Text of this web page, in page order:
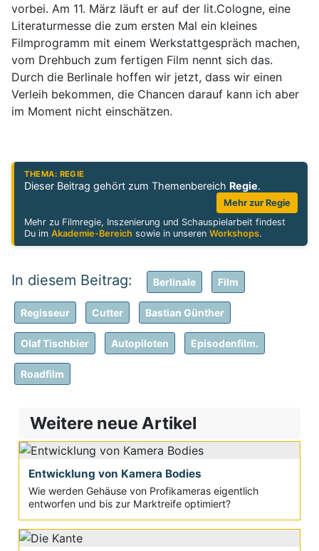
vorbei. Am 11. März läuft er auf der lit.Cologne, eine
Literaturmesse die zum ersten Mal ein kleines
Filmprogramm mit einem Werkstattgespräch machen,
vom Drehbuch zum fertigen Film nennt sich das.
Durch die Berlinale hoffen wir jetzt, dass wir einen
Verleih bekommen, die Chancen darauf kann ich aber
im Moment nicht einschätzen.
THEMA: REGIE
Dieser Beitrag gehört zum Themenbereich Regie.
Mehr zur Regie
Mehr zu Filmregie, Inszenierung und Schauspielarbeit findest
Du imAkademie-Bereich sowie in unserenWorkshops.
Berlinale Film
Regisseur Cutter Bastian Günther
Olaf Tischbier Autopiloten Episodenfilm.
Roadfilm
Weitere neue Artikel
Entwicklung von Kamera Bodies
Wie werden Gehäuse von Profikameras eigentlich
entworfen und bis zur Marktreife optimiert?